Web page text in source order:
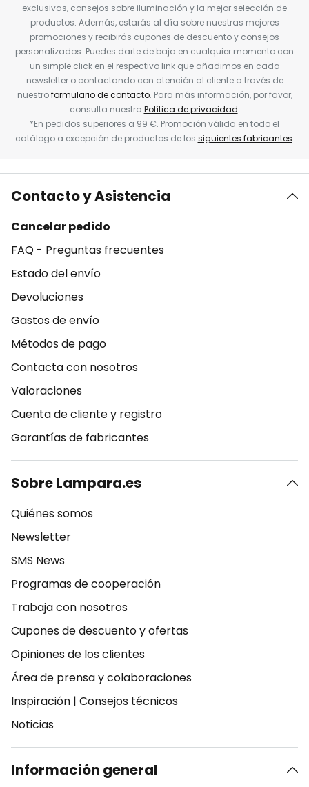
exclusivas, consejos sobre iluminación y la mejor selección de
productos. Además, estarás al día sobre nuestras mejores
promociones y recibirás cupones de descuento y consejos
personalizados. Puedes darte de baja en cualquier momento con
un simple click en el respectivo link que añadimos en cada
newsletter o contactando con atención al cliente a través de
nuestroformulario de contacto. Para más información, por favor,
consulta nuestra Política de privacidad.
*En pedidos superiores a 99 €. Promoción válida en todo el
catálogo a excepción de productos de los siguientes fabricantes.
Contacto y Asistencia
Cancelar pedido
FAQ - Preguntas frecuentes
Estado del envío
Devoluciones
Gastos de envío
Métodos de pago
Contacta con nosotros
Valoraciones
Cuenta de cliente y registro
Garantías de fabricantes
Sobre Lampara.es
Quiénes somos
Newsletter
SMS News
Programas de cooperación
Trabaja con nosotros
Cupones de descuento y ofertas
Opiniones de los clientes
Área de prensa y colaboraciones
Inspiración | Consejos técnicos
Noticias
Información general